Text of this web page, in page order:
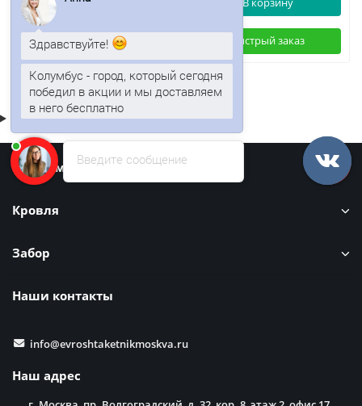
В корзину
Быстрый заказ
В корзину
Быстрый заказ
Информация
Кровля
Забор
Наши контакты
info@evroshtaketnikmoskva.ru
Наш адрес
Введите сообщение
Здравствуйте!
Колумбус - город, который сегодня
победил в акции и мы доставляем
в него бесплатно